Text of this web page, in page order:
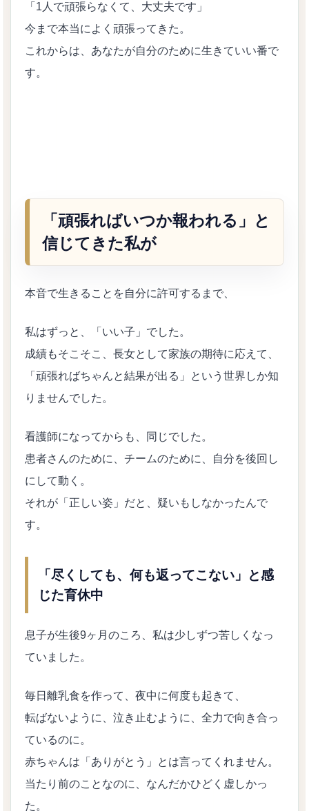
「1人で頑張らなくて、大丈夫です」
今まで本当によく頑張ってきた。
これからは、あなたが自分のために生きていい番で
す。
「頑張ればいつか報われる」と
信じてきた私が
本音で生きることを自分に許可するまで、
私はずっと、「いい子」でした。
成績もそこそこ、長女として家族の期待に応えて、
「頑張ればちゃんと結果が出る」という世界しか知
りませんでした。
看護師になってからも、同じでした。
患者さんのために、チームのために、自分を後回し
にして動く。
それが「正しい姿」だと、疑いもしなかったんで
す。
「尽くしても、何も返ってこない」と感
じた育休中
息子が生後9ヶ月のころ、私は少しずつ苦しくなっ
ていました。
毎日離乳食を作って、夜中に何度も起きて、
転ばないように、泣き止むように、全力で向き合っ
ているのに。
赤ちゃんは「ありがとう」とは言ってくれません。
当たり前のことなのに、なんだかひどく虚しかっ
た。